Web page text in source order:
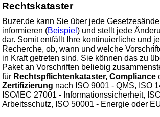
Rechtskataster
Buzer.de kann Sie über jede
informieren (Beispiel) und stellt jede
dar. Somit entfällt Ihre kontinuierliche und
Recherche, ob, wann und welche
in Kraft getreten sind. Sie können das zu
Paket an Vorschriften beliebig
für Rechtspflichtenkataster, Compliance
Zertifizierung nach ISO 9001 - QMS, ISO
ISO/IEC 27001 - Informationssicherheit,
Arbeitsschutz, ISO 50001 - Energie oder